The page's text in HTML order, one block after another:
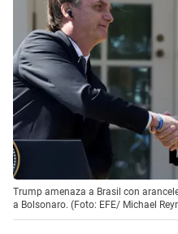
Trump amenaza a Brasil con
a Bolsonaro. (Foto: EFE/ Michael